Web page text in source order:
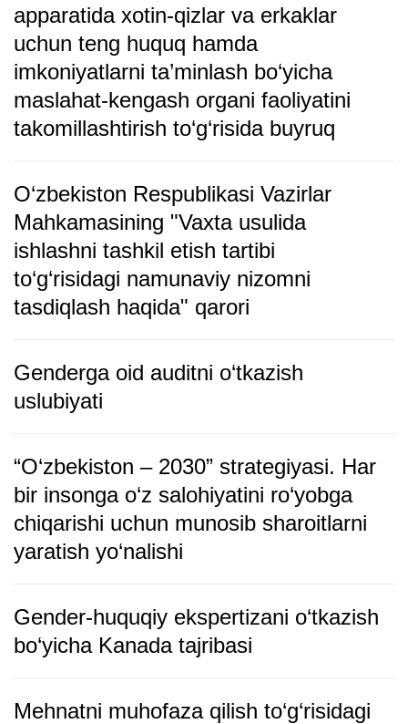
apparatida xotin-qizlar va erkaklar
uchun teng huquq hamda
imkoniyatlarni ta’minlash bo‘yicha
maslahat-kengash organi faoliyatini
takomillashtirish to‘g‘risida buyruq
O‘zbekiston Respublikasi Vazirlar
Mahkamasining "Vaxta usulida
ishlashni tashkil etish tartibi
to‘g‘risidagi namunaviy nizomni
tasdiqlash haqida" qarori
Genderga oid auditni o‘tkazish
uslubiyati
“O‘zbеkiston – 2030” stratеgiyasi. Har
bir insonga o‘z salohiyatini ro‘yobga
chiqarishi uchun munosib sharoitlarni
yaratish yo‘nalishi
Gender-huquqiy ekspertizani o‘tkazish
bo‘yicha Kanada tajribasi
Mehnatni muhofaza qilish to‘g‘risidagi